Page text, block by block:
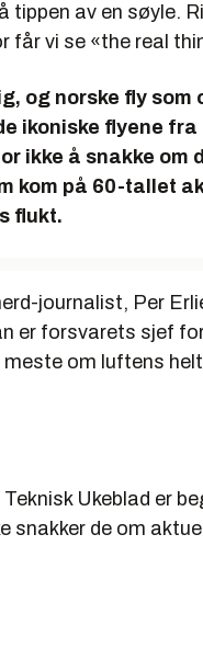
tippen av en søyle.
får vi se «the real
og norske fly som
ikoniske flyene
ikke å snakke om
kom på 60-tallet
flukt.
journalist, Per
er forsvarets sjef
om luftens
Ukeblad er
snakker de om